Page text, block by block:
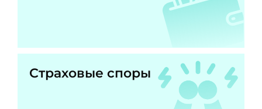
Страховые споры